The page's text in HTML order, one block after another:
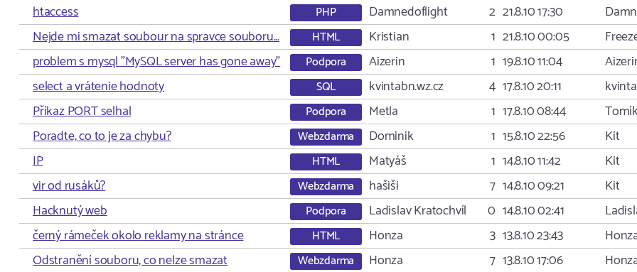
htaccess
PHP Damnedoflight 2 21.8.10 17:30
Nejde mi smazat soubour na spravce souboru...
HTML Kristian 1 21.8.10 00:05
problem s mysql "MySQL server has gone away"
Podpora Aizerin 1 19.8.10 11:04
select a vrátenie hodnoty
SQL kvintabn.wz.cz 4 17.8.10 20:11
Příkaz PORT selhal
Podpora Metla 1 17.8.10 08:44
Poradte, co to je za chybu?
Webzdarma Dominik 1 15.8.10 22:56
Kit
IP
HTML Matyáš 1 14.8.10 11:42
Kit
vir od rusáků?
Webzdarma hašiši 7 14.8.10 09:21
Kit
Hacknutý web
Podpora Ladislav Kratochvíl 0 14.8.10 02:41
černý rámeček okolo reklamy na stránce
HTML Honza 3 13.8.10 23:43
Odstranění souboru, co nelze smazat
Webzdarma Honza 7 13.8.10 17:06